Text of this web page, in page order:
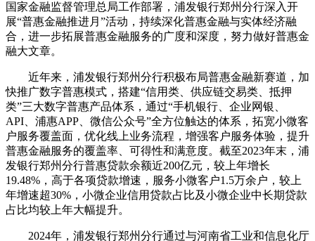
国家金融监督管理总局工作部署，浦发银行郑州分行深入开
展“普惠金融推进月”活动，持续深化普惠金融与实体经济融
合，进一步拓展普惠金融服务的广度和深度，努力做好普惠金
融大文章。
近年来，浦发银行郑州分行积极布局普惠金融新赛道，加
快推广数字普惠模式，搭建“信用类、供应链交易类、抵押
类”三大数字普惠产品体系，通过“手机银行、企业网银、
API、浦惠APP、微信公众号”全方位触达的体系，拓宽小微客
户服务覆盖面，优化线上业务流程，增强客户服务体验，提升
普惠金融服务的覆盖率、可得性和满意度。截至2023年末，浦
发银行郑州分行普惠贷款余额近200亿元，较上年增长
19.48%，高于各项贷款增速，服务小微客户1.5万余户，较上
年增速超30%，小微企业信用贷款占比及小微企业中长期贷款
占比均较上年大幅提升。
2024年，浦发银行郑州分行通过与河南省工业和信息化厅